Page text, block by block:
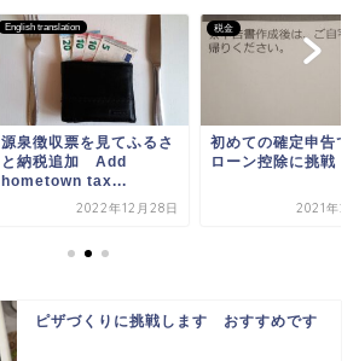
English translation
源泉徴収票を見てふるさ
と納税追加 Add
hometown tax...
2022年12月28日
税金
初めての確定申告で
ローン控除に挑戦
2021年2
ピザづくりに挑戦します おすすめです